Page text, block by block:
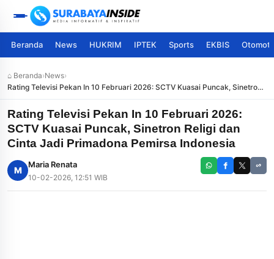
Beranda News HUKRIM IPTEK Sports EKBIS
⌂ Beranda›News›
Rating Televisi Pekan In 10 Februari 2026: SCTV Kuasai Puncak, Sinetron
Religi dan Cinta Jadi Primadona Pemirsa Indonesia
Rating Televisi Pekan In 10 Februari 2026:
SCTV Kuasai Puncak, Sinetron Religi dan
Cinta Jadi Primadona Pemirsa Indonesia
M
Maria Renata
10-02-2026, 12:51 WIB